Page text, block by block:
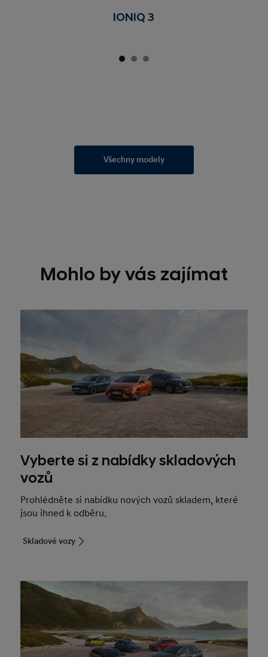
IONIQ 3
Všechny modely
Mohlo by vás zajímat
Vyberte si z nabídky skladových
vozů
Prohlédněte si nabídku nových vozů skladem, které
jsou ihned k odběru.
Skladové vozy